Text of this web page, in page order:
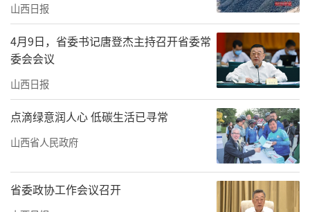
山西日报
4月9日，省委书记唐登杰主持召开省委常
委会会议
山西日报
点滴绿意润人心 低碳生活已寻常
山西省人民政府
省委政协工作会议召开